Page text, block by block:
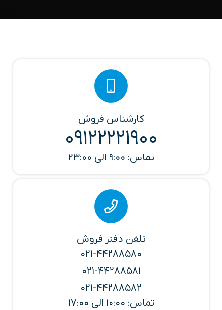
کارشناس فروش
09122221900
تماس: 9:00 الی 23:00
تلفن دفتر فروش
021-44288580
021-44288581
021-44288582
تماس: 10:00 الی 17:00